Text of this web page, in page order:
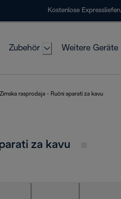
Kostenlose
Zubehör Weitere Geräte
Zimska rasprodaja - Ručni aparati za kavu
za kavu